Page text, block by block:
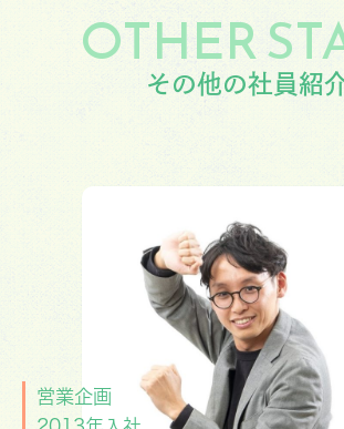
OTHER
その他の社員紹
営業企画